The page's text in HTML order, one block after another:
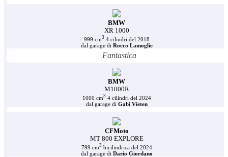
BMW
XR 1000
999 cm3 4 cilindri del 2018
dal garage di Rocco Lamoglie
Fantastica
BMW
M1000R
1000 cm3 4 cilindri del 2024
dal garage di Gabi Vieten
CFMoto
MT 800 EXPLORE
799 cm3 bicilindrica del 2024
dal garage di Dario Giordano